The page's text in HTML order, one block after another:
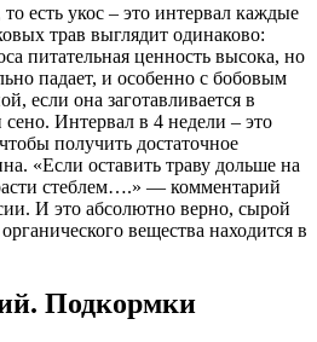
есть укос – это интервал каждые
трав выглядит одинаково:
питательная ценность высока, но
падает, и особенно с бобовым
если она заготавливается в
Интервал в 4 недели – это
получить достаточное
«Если оставить траву дольше на
стеблем….» — комментарий
И это абсолютно верно, сырой
вещества находится в
Подкормки